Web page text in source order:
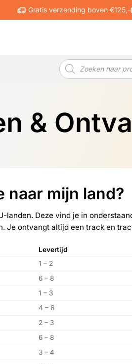
Gratis verzending boven €125,-
Producten
zoeken
&
naar mijn land?
landen. Deze vind je in
Je ontvangt altijd een track en
Levertijd
1 – 2
6 – 8
1 – 3
4 – 6
2 – 3
6 – 8
3 – 4